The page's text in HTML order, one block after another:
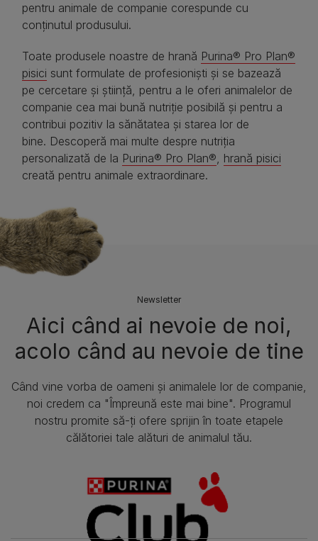
pentru animale de companie corespunde cu
conținutul produsului.​​
Toate produsele noastre de hrană Purina® Pro Plan®
pisici sunt formulate de profesioniști și se bazează
pe cercetare și știință, pentru a le oferi animalelor de
companie cea mai bună nutriție posibilă și pentru a
contribui pozitiv la sănătatea și starea lor de
bine. Descoperă mai multe despre nutriția
personalizată de la Purina® Pro Plan®, hrană pisici
creată pentru animale extraordinare.
Newsletter
Aici când ai nevoie de noi,
acolo când au nevoie de tine​
Când vine vorba de oameni și animalele lor de companie,
noi credem ca "Împreună este mai bine". Programul
nostru promite să-ți ofere sprijin în toate etapele
călătoriei tale alături de animalul tău.